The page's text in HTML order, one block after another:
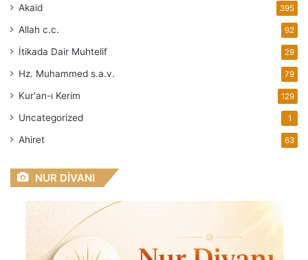
Akaid 395
Allah c.c. 92
İtikada Dair Muhtelif 29
Hz. Muhammed s.a.v. 79
Kur'an-ı Kerim 129
Uncategorized 1
Ahiret 63
NUR DİVANI